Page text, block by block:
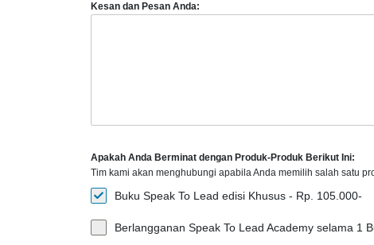
Kesan dan Pesan Anda:
Apakah Anda Berminat dengan Produk-Produk Berikut Ini:
Tim kami akan menghubungi apabila Anda memilih salah satu
Buku Speak To Lead edisi Khusus - Rp. 105.000-
Berlangganan Speak To Lead Academy selama 1